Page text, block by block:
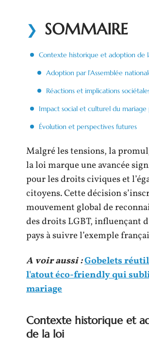
SOMMAIRE
Contexte historique et adoption de
Adoption par l’Assemblée
Réactions et implications
Impact social et culturel du mariage
Évolution et perspectives futures
Malgré les tensions, la
la loi marque une avancée
pour les droits civiques et
citoyens. Cette décision
mouvement global de
des droits LGBT, influençant
pays à suivre l’exemple
A voir aussi :Gobelets
l'atout éco-friendly qui
mariage
Contexte historique et
de la loi